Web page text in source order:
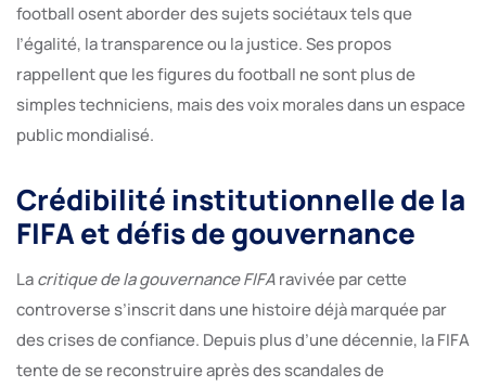
football osent aborder des sujets sociétaux tels que
l’égalité, la transparence ou la justice. Ses propos
rappellent que les figures du football ne sont plus de
simples techniciens, mais des voix morales dans un espace
public mondialisé.
Crédibilité institutionnelle de la
FIFA et défis de gouvernance
Lacritique de la gouvernance FIFAravivée par cette
controverse s’inscrit dans une histoire déjà marquée par
des crises de confiance. Depuis plus d’une décennie, la FIFA
tente de se reconstruire après des scandales de